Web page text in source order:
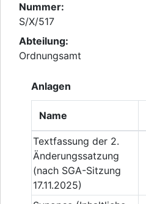
Nummer:
S/X/517
Abteilung:
Ordnungsamt
Anlagen
Name
Textfassung der 2.
Änderungssatzung
(nach SGA-Sitzung
17.11.2025)